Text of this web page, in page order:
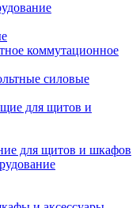
коммутационное
силовые
для щитов и
для щитов и шкафов